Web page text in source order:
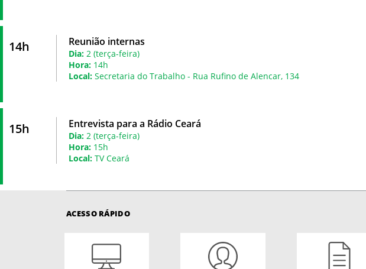
14h Reunião internas
Dia: 2 (terça-feira)
Hora: 14h
Local: Secretaria do Trabalho - Rua Rufino de Alencar, 134
15h Entrevista para a Rádio Ceará
Dia: 2 (terça-feira)
Hora: 15h
Local: TV Ceará
ACESSO RÁPIDO